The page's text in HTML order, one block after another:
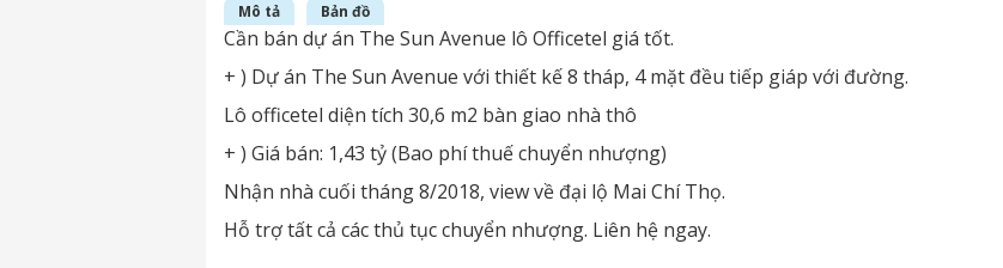
Mô tả Bản đồ
Cần bán dự án The Sun Avenue lô Officetel giá tốt.
+ ) Dự án The Sun Avenue với thiết kế 8 tháp, 4 mặt đều tiếp giáp với đường.
Lô officetel diện tích 30,6 m2 bàn giao nhà thô
+ ) Giá bán: 1,43 tỷ (Bao phí thuế chuyển nhượng)
Nhận nhà cuối tháng 8/2018, view về đại lộ Mai Chí Thọ.
Hỗ trợ tất cả các thủ tục chuyển nhượng. Liên hệ ngay.